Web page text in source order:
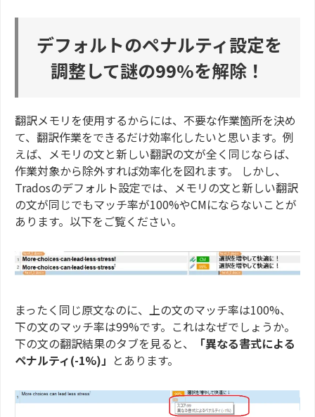
デフォルトのペナルティ設定を
調整して謎の99%を解除！
翻訳メモリを使用するからには、不要な作業箇所を決め
て、翻訳作業をできるだけ効率化したいと思います。例
えば、メモリの文と新しい翻訳の文が全く同じならば、
作業対象から除外すれば効率化を図れます。 しかし、
Tradosのデフォルト設定では、メモリの文と新しい翻訳
の文が同じでもマッチ率が100%やCMにならないことが
あります。以下をご覧ください。
まったく同じ原文なのに、上の文のマッチ率は100%、
下の文のマッチ率は99%です。これはなぜでしょうか。
下の文の翻訳結果のタブを見ると、
「異なる書式による
ペナルティ(-1%)」 とあります。